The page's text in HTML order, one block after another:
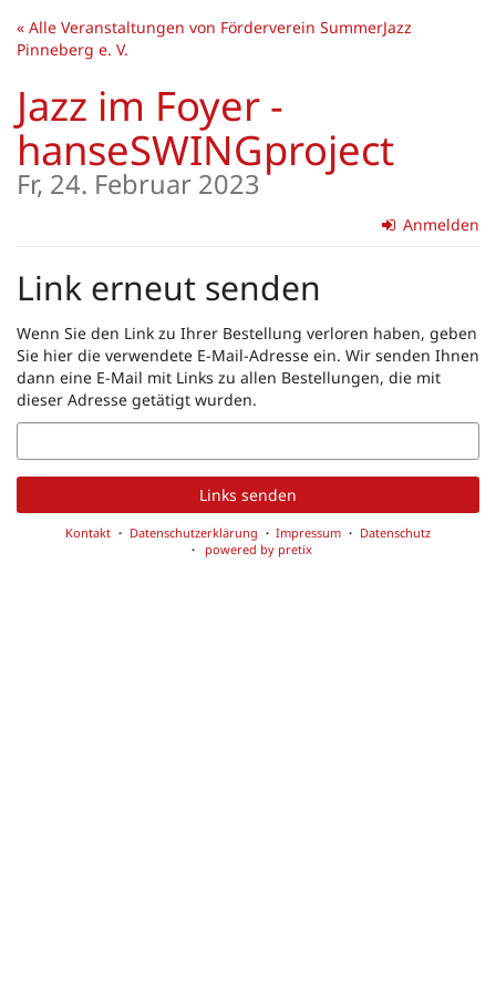
Zum
Haupt-
« Alle Veranstaltungen von Förderverein SummerJazz
Pinneberg e. V.
Jazz im Foyer -
hanseSWINGproject
Fr, 24. Februar 2023
Anmelden
Link erneut senden
Wenn Sie den Link zu Ihrer Bestellung verloren haben, geben
Sie hier die verwendete E-Mail-Adresse ein. Wir senden Ihnen
dann eine E-Mail mit Links zu allen Bestellungen, die mit
dieser Adresse getätigt wurden.
E-
Mail
Links senden
Kontakt Datenschutzerklärung Impressum
Datenschutz
powered by pretix